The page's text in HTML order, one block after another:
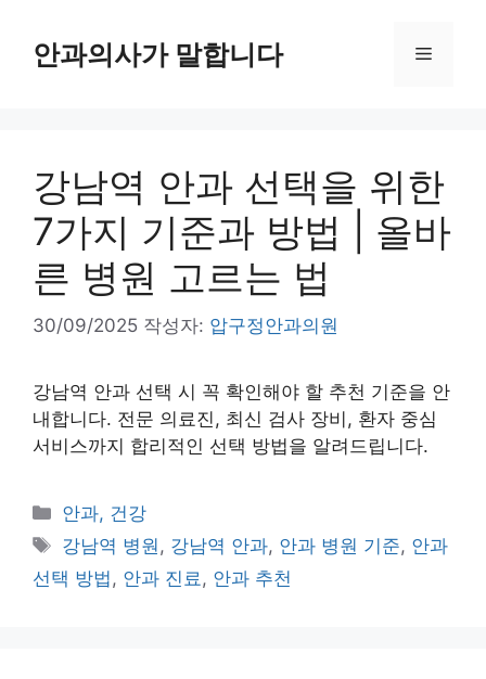
안과의사가 말합니다 메
강남역 안과 선택을 위한
7가지 기준과 방법 | 올바
른 병원 고르는 법
30/09/2025 작성자: 압구정안과의원
강남역 안과 선택 시 꼭 확인해야 할 추천 기준을 안
내합니다. 전문 의료진, 최신 검사 장비, 환자 중심
서비스까지 합리적인 선택 방법을 알려드립니다.
카
테
고
리
안과, 건강
태
그
강남역 병원 , 강남역 안과, 안과 병원 기준, 안과
선택 방법 , 안과 진료 , 안과 추천